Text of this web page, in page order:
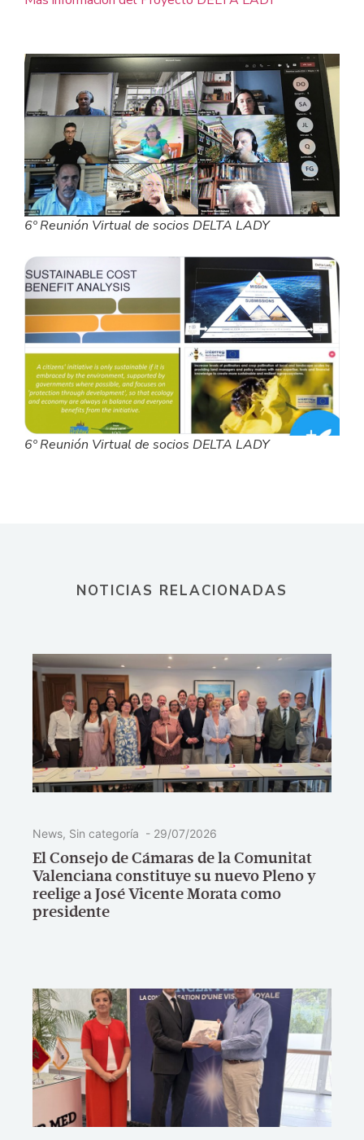
6º Reunión Virtual de socios DELTA LADY
6º Reunión Virtual de socios DELTA LADY
NOTICIAS RELACIONADAS
News, Sin categoría - 29/07/2026
El Consejo de Cámaras de la Comunitat
Valenciana constituye su nuevo Pleno y
reelige a José Vicente Morata como
presidente